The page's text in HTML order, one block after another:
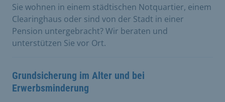
Sie wohnen in einem städtischen Notquartier, einem
Clearinghaus oder sind von der Stadt in einer
Pension untergebracht? Wir beraten und
unterstützen Sie vor Ort.
Grundsicherung im Alter und bei
Erwerbsminderung